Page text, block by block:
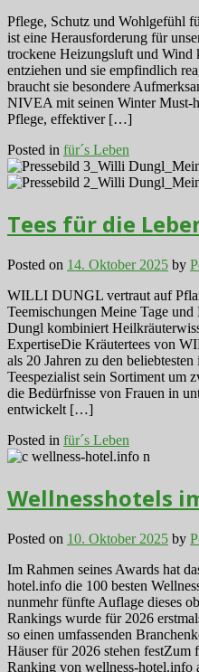
Pflege, Schutz und Wohlgefühl
ist eine Herausforderung für
trockene Heizungsluft und Wind
entziehen und sie empfindlich
braucht sie besondere
NIVEA mit seinen Winter Must-
Pflege, effektiver […]
Posted in für´s Leben
Tees für die
Posted on 14. Oktober 2025 by
WILLI DUNGL vertraut auf
Teemischungen Meine Tage
Dungl kombiniert
ExpertiseDie Kräutertees von
als 20 Jahren zu den
Teespezialist sein Sortiment um
die Bedürfnisse von Frauen in
entwickelt […]
Posted in für´s Leben
Wellnesshotels
Posted on 10. Oktober 2025 by
Im Rahmen seines Awards hat
hotel.info die 100 besten
nunmehr fünfte Auflage dieses
Rankings wurde für 2026
so einen umfassenden
Häuser für 2026 stehen
Ranking von wellness-